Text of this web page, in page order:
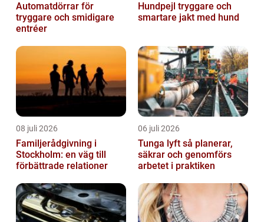
Automatdörrar för
tryggare och smidigare
entréer
Hundpejl tryggare och
smartare jakt med hund
08 juli 2026
Familjerådgivning i
Stockholm: en väg till
förbättrade relationer
06 juli 2026
Tunga lyft så planerar,
säkrar och genomförs
arbetet i praktiken